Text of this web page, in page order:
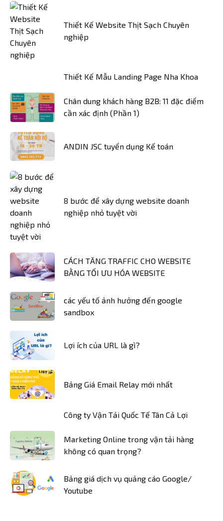
Thiết Kế Website Thịt Sạch Chuyên
nghiệp
Thiết Kế Mẫu Landing Page Nha Khoa
Chân dung khách hàng B2B: 11 đặc điểm
cần xác định (Phần 1)
ANDIN JSC tuyển dụng Kế toán
8 bước để xây dựng website doanh
nghiệp nhỏ tuyệt vời
CÁCH TĂNG TRAFFIC CHO WEBSITE
BẰNG TỐI ƯU HÓA WEBSITE
các yếu tố ảnh hưởng đến google
sandbox
Lợi ích của URL là gì?
Bảng Giá Email Relay mới nhất
Công ty Vận Tải Quốc Tế Tân Cả Lợi
Marketing Online trong vận tải hàng
không có quan trọng?
Bảng giá dịch vụ quảng cáo Google/
Youtube